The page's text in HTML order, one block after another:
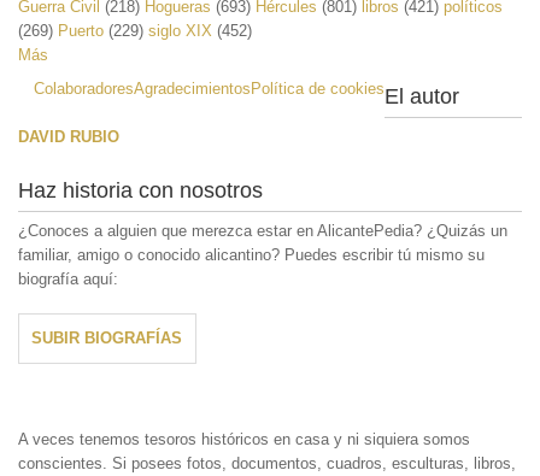
Guerra Civil (218) Hogueras (693) Hércules (801) libros (421) políticos
(269) Puerto (229) siglo XIX (452)
Más
ColaboradoresAgradecimientos Política de cookiesEl autor
DAVID RUBIO
Haz historia con nosotros
¿Conoces a alguien que merezca estar en AlicantePedia? ¿Quizás un
familiar, amigo o conocido alicantino? Puedes escribir tú mismo su
biografía aquí:
SUBIR BIOGRAFÍAS
A veces tenemos tesoros históricos en casa y ni siquiera somos
conscientes. Si posees fotos, documentos, cuadros, esculturas, libros,